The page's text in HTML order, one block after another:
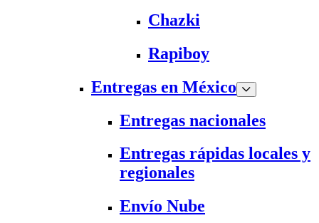
Chazki
Rapiboy
Entregas en México
Entregas nacionales
Entregas rápidas locales y
regionales
Envío Nube